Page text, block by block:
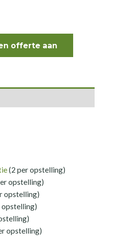
offerte aan
(2 per opstelling)
opstelling)
opstelling)
opstelling)